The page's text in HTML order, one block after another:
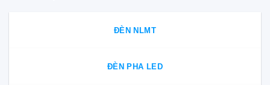
ĐÈN NLMT
ĐÈN PHA LED